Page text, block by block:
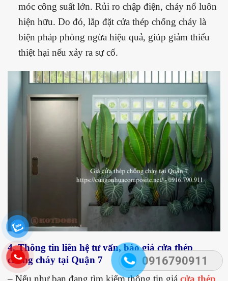
0916790911
móc công suất lớn. Rủi ro chập điện, cháy nổ luôn
hiện hữu. Do đó, lắp đặt cửa thép chống cháy là
biện pháp phòng ngừa hiệu quả, giúp giảm thiểu
thiệt hại nếu xảy ra sự cố.
4. Thông tin liên hệ tư vấn, báo giá cửa thép
chống cháy tại Quận 7
– Nếu như bạn đang tìm kiếm thông tin giá cửa thép